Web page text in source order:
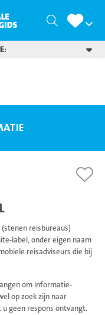
Zoeken
reisbureaus)
label, onder eigen naam
reisadviseurs die bij
om informatie-
op zoek zijn naar
u geen respons ontvangt.